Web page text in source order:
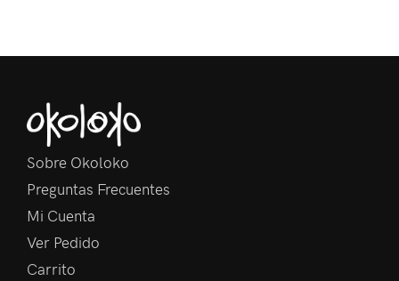
Sobre Okoloko
Preguntas Frecuentes
Mi Cuenta
Ver Pedido
Carrito